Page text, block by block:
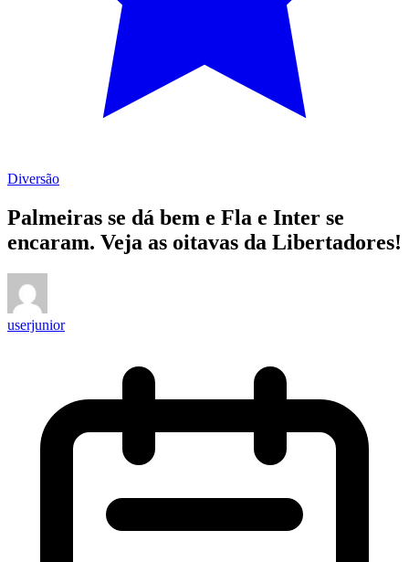
Diversão
Palmeiras se dá bem e Fla e Inter se
encaram. Veja as oitavas da Libertadores!
userjunior